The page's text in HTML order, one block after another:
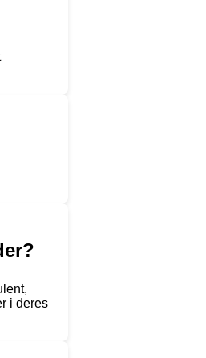
i deres